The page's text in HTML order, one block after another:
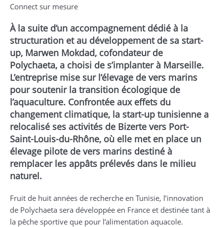
Connect sur mesure
À la suite d’un accompagnement dédié à la
structuration et au développement de sa start-
up, Marwen Mokdad, cofondateur de
Polychaeta, a choisi de s’implanter à Marseille.
L’entreprise mise sur l’élevage de vers marins
pour soutenir la transition écologique de
l’aquaculture. Confrontée aux effets du
changement climatique, la start-up tunisienne a
relocalisé ses activités de Bizerte vers Port-
Saint-Louis-du-Rhône, où elle met en place un
élevage pilote de vers marins destiné à
remplacer les appâts prélevés dans le milieu
naturel.
Fruit de huit années de recherche en Tunisie, l’innovation
de Polychaeta sera développée en France et destinée tant à
la pêche sportive que pour l’alimentation aquacole.